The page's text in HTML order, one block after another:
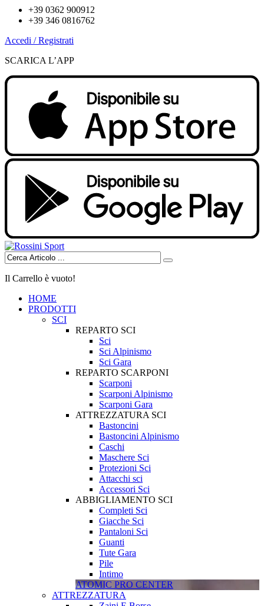
+39 0362 900912
+39 346 0816762
Accedi / Registrati
SCARICA L’APP
Il Carrello è vuoto!
HOME
PRODOTTI
SCI
REPARTO SCI
Sci
Sci Alpinismo
Sci Gara
REPARTO SCARPONI
Scarponi
Scarponi Alpinismo
Scarponi Gara
ATTREZZATURA SCI
Bastoncini
Bastoncini Alpinismo
Caschi
Maschere Sci
Protezioni Sci
Attacchi sci
Accessori Sci
ABBIGLIAMENTO SCI
Completi Sci
Giacche Sci
Pantaloni Sci
Guanti
Tute Gara
Pile
Intimo
ATOMIC PRO CENTER
ATTREZZATURA